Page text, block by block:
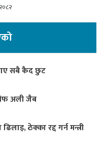
पाए सबै कैद छुट
अली जैब
ठेक्का रद्द गर्न मन्त्री